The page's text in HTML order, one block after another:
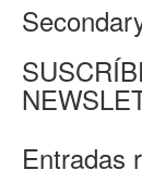
Entradas